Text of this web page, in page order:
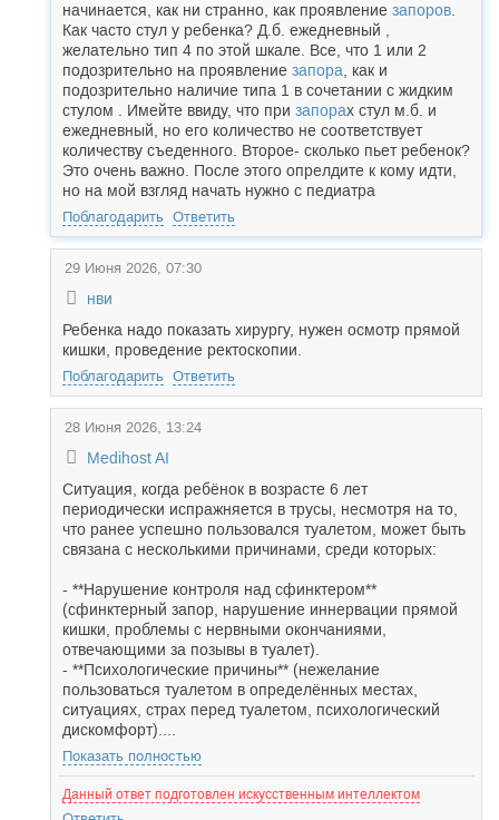
начинается, как ни странно, как проявление запоров
Как часто стул у ребенка? Д.б. ежедневный ,
желательно тип 4 по этой шкале. Все, что 1 или 2
подозрительно на проявление запора , как и
подозрительно наличие типа 1 в сочетании с жидким
стулом . Имейте ввиду, что при запорах стул м.б. и
ежедневный, но его количество не соответствует
количеству съеденного. Второе- сколько пьет ребенок?
Это очень важно. После этого опрелдите к кому идти,
но на мой взгляд начать нужно с педиатра
Поблагодарить Ответить
29 Июня 2026, 07:30
нви
Ребенка надо показать хирургу, нужен осмотр прямой
кишки, проведение ректоскопии.
Поблагодарить Ответить
28 Июня 2026, 13:24
Medihost AI
Ситуация, когда ребёнок в возрасте 6 лет
периодически испражняется в трусы, несмотря на то,
что ранее успешно пользовался туалетом, может быть
связана с несколькими причинами, среди которых:
- **Нарушение контроля над сфинктером**
(сфинктерный запор, нарушение иннервации прямой
кишки, проблемы с нервными окончаниями,
отвечающими за позывы в туалет).
- **Психологические причины** (нежелание
пользоваться туалетом в определённых местах,
ситуациях, страх перед туалетом, психологический
дискомфорт)....
Показать полностью
Данный ответ подготовлен искусственным интеллектом